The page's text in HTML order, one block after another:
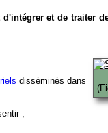
et de traiter
disséminés dans
;